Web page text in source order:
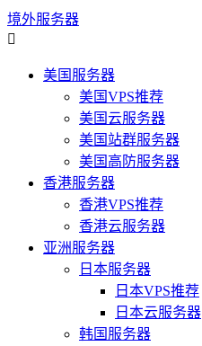
境外服务器

美国服务器
美国VPS推荐
美国云服务器
美国站群服务器
美国高防服务器
香港服务器
香港VPS推荐
香港云服务器
亚洲服务器
日本服务器
日本VPS推荐
日本云服务器
韩国服务器